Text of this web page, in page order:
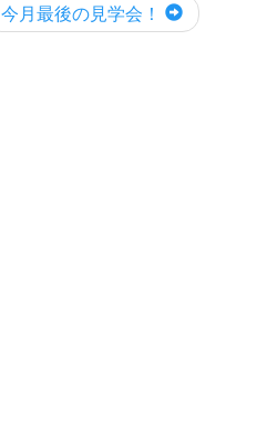
今月最後の見学会！